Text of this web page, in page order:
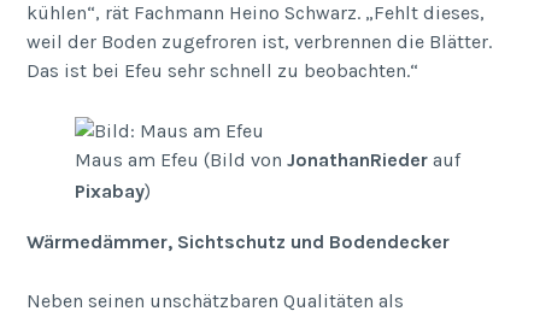
kühlen“, rät Fachmann Heino Schwarz. „Fehlt dieses,
weil der Boden zugefroren ist, verbrennen die Blätter.
Das ist bei Efeu sehr schnell zu beobachten.“
Maus am Efeu (Bild vonJonathanRieder auf
Pixabay)
Wärmedämmer, Sichtschutz und Bodendecker
Neben seinen unschätzbaren Qualitäten als